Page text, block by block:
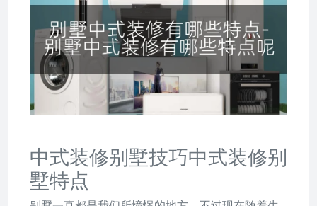
中式装修别墅技巧中式装修别
墅特点